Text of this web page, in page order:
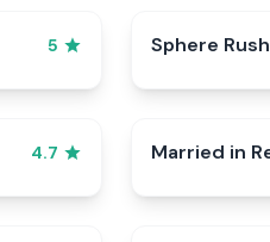
5 Sphere Rush
4.7 Married in